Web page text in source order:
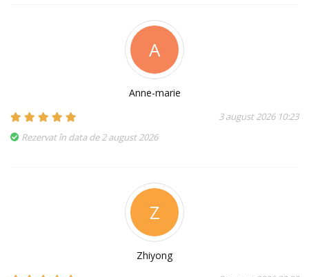
A
Anne-marie
3 august 2026 10:23
Rezervat în data de 2 august 2026
Z
Zhiyong